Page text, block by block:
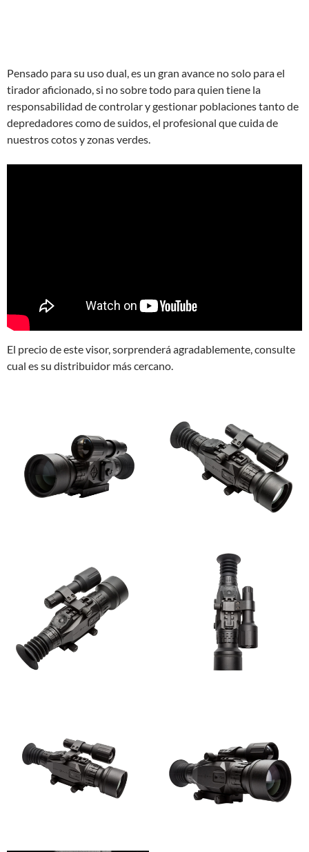
Pensado para su uso dual, es un gran avance no solo para el
tirador aficionado, si no sobre todo para quien tiene la
responsabilidad de controlar y gestionar poblaciones tanto de
depredadores como de suidos, el profesional que cuida de
nuestros cotos y zonas verdes.
El precio de este visor, sorprenderá agradablemente, consulte
cual es su distribuidor más cercano.